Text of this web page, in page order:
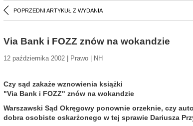
POPRZEDNI ARTYKUŁ Z WYDANIA
Via Bank i FOZZ znów na wokandzie
12 października 2002 | Prawo | NH
Czy sąd zakaże wznowienia książki
"Via Bank i FOZZ" znów na wokandzie
Warszawski Sąd Okręgowy ponownie orzeknie, czy
dobra osobiste oskarżonego w tej sprawie Dariusza